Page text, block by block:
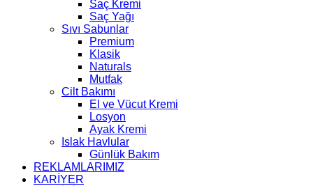
Saç Kremi
Saç Yağı
Sıvı Sabunlar
Premium
Klasik
Naturals
Mutfak
Cilt Bakımı
El ve Vücut Kremi
Losyon
Ayak Kremi
Islak Havlular
Günlük Bakım
REKLAMLARIMIZ
KARİYER